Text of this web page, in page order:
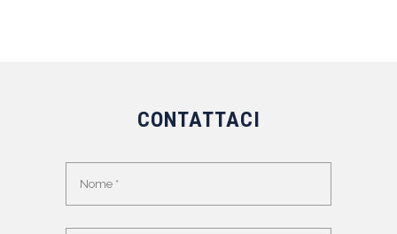
CONTATTACI